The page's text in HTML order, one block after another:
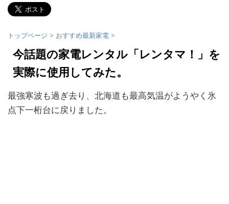
トップページ > おすすめ最新家電 >
今話題の家電レンタル「レンタマ！」を
実際に使用してみた。
最強寒波も過ぎ去り、北海道も最高気温がようやく氷
点下一桁台に戻りました。